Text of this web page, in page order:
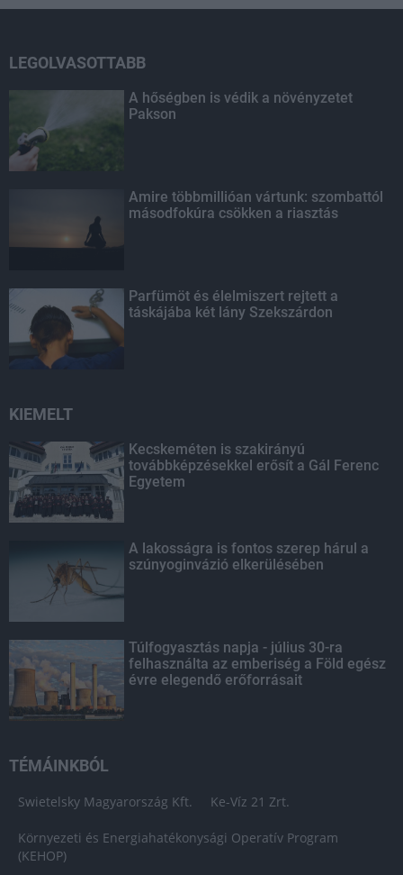
LEGOLVASOTTABB
A hőségben is védik a növényzetet
Pakson
Amire többmillióan vártunk: szombattól
másodfokúra csökken a riasztás
Parfümöt és élelmiszert rejtett a
táskájába két lány Szekszárdon
KIEMELT
Kecskeméten is szakirányú
továbbképzésekkel erősít a Gál Ferenc
Egyetem
A lakosságra is fontos szerep hárul a
szúnyoginvázió elkerülésében
Túlfogyasztás napja - július 30-ra
felhasználta az emberiség a Föld egész
évre elegendő erőforrásait
TÉMÁINKBÓL
Swietelsky Magyarország Kft. Ke-Víz 21 Zrt.
Környezeti és Energiahatékonysági Operatív Program
(KEHOP)